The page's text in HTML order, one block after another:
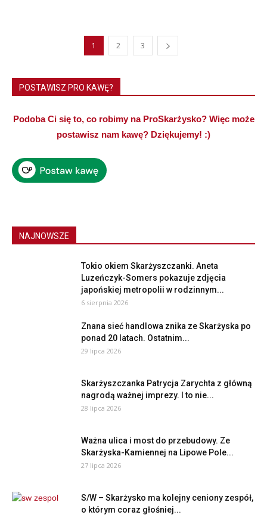
1 2 3
POSTAWISZ PRO KAWĘ?
Podoba Ci się to, co robimy na ProSkarżysko? Więc może
postawisz nam kawę? Dziękujemy! :)
NAJNOWSZE
Tokio okiem Skarżyszczanki. Aneta
Luzeńczyk-Somers pokazuje zdjęcia
japońskiej metropolii w rodzinnym...
6 sierpnia 2026
Znana sieć handlowa znika ze Skarżyska po
ponad 20 latach. Ostatnim...
29 lipca 2026
Skarżyszczanka Patrycja Zarychta z główną
nagrodą ważnej imprezy. I to nie...
28 lipca 2026
Ważna ulica i most do przebudowy. Ze
Skarżyska-Kamiennej na Lipowe Pole...
27 lipca 2026
S/W – Skarżysko ma kolejny ceniony zespół,
o którym coraz głośniej...